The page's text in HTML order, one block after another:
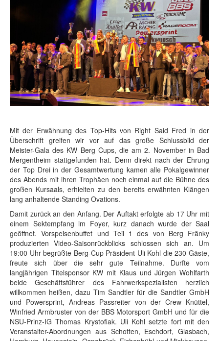
Mit der Erwähnung des Top-Hits von Right Said Fred in der
Überschrift greifen wir vor auf das große Schlussbild der
Meister-Gala des KW Berg Cups, die am 2. November in Bad
Mergentheim stattgefunden hat. Denn direkt nach der Ehrung
der Top Drei in der Gesamtwertung kamen alle Pokalgewinner
des Abends mit ihren Trophäen noch einmal auf die Bühne des
großen Kursaals, erhielten zu den bereits erwähnten Klängen
lang anhaltende Standing Ovations.
Damit zurück an den Anfang. Der Auftakt erfolgte ab 17 Uhr mit
einem Sektempfang im Foyer, kurz danach wurde der Saal
geöffnet. Vorspeisenbuffet und Teil 1 des von Berg Fränky
produzierten Video-Saisonrückblicks schlossen sich an. Um
19:00 Uhr begrüßte Berg-Cup Präsident Uli Kohl die 230 Gäste,
freute sich über die sehr gute Teilnahme. Durfte vom
langjährigen Titelsponsor KW mit Klaus und Jürgen Wohlfarth
beide Geschäftsführer des Fahrwerkspezialisten herzlich
willkommen heißen, dazu Tim Sandtler für die Sandtler GmbH
und Powersprint, Andreas Passreiter von der Crew Knüttel,
Winfried Armbruster von der BBS Motorsport GmbH und für die
NSU-Prinz-IG Thomas Krystofiak. Uli Kohl setzte fort mit den
Veranstalter-Abordnungen aus Schotten, Eschdorf, Glasbach,